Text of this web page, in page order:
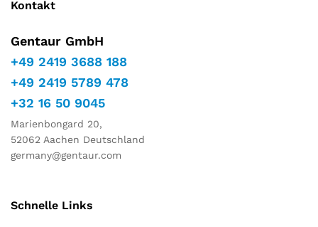
Kontakt
Gentaur GmbH
+49 2419 3688 188
+49 2419 5789 478
+32 16 50 9045
Marienbongard 20,
52062 Aachen Deutschland
germany@gentaur.com
Schnelle Links